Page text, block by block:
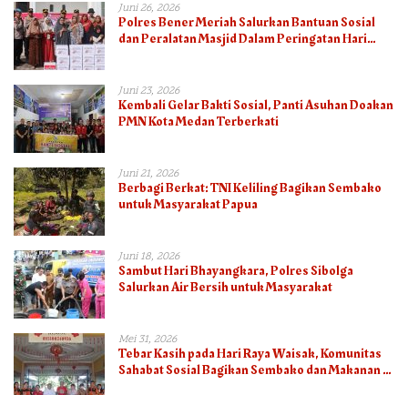
Juni 26, 2026
Polres Bener Meriah Salurkan Bantuan Sosial
dan Peralatan Masjid Dalam Peringatan Hari
Juni 23, 2026
Kembali Gelar Bakti Sosial, Panti Asuhan Doakan
PMN Kota Medan Terberkati
Juni 21, 2026
Berbagi Berkat: TNI Keliling Bagikan Sembako
untuk Masyarakat Papua
Juni 18, 2026
Sambut Hari Bhayangkara, Polres Sibolga
Salurkan Air Bersih untuk Masyarakat
Mei 31, 2026
Tebar Kasih pada Hari Raya Waisak, Komunitas
Sahabat Sosial Bagikan Sembako dan Makanan di